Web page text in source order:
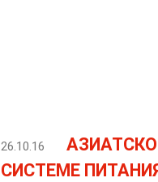
26.10.16
СИСТЕМЕ